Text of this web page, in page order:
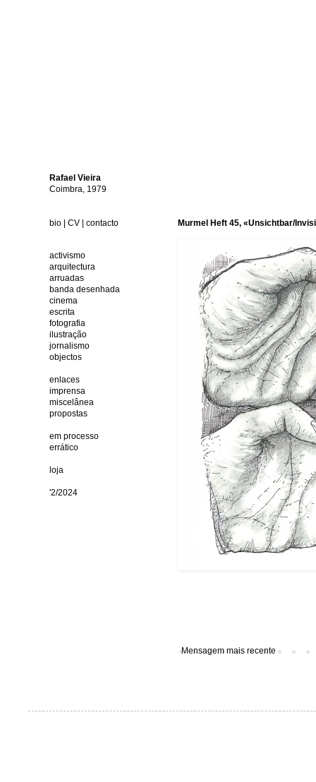
Murmel Heft 45, «Unsichtbar/
Mensagem mais recente
Rafael Vieira
Coimbra, 1979
bio CV contacto
activismo
arquitectura
arruadas
banda desenhada
cinema
escrita
fotografia
ilustração
jornalismo
objectos
enlaces
imprensa
miscelânea
propostas
em processo
errático
loja
'2/2024